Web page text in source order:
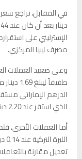
مصرف ليبيا المركزي.
وعلى صعيد العملات
الذي استقر عند 2.20 دينار.
أما العملات الأخرى،
تعديل مقارنة